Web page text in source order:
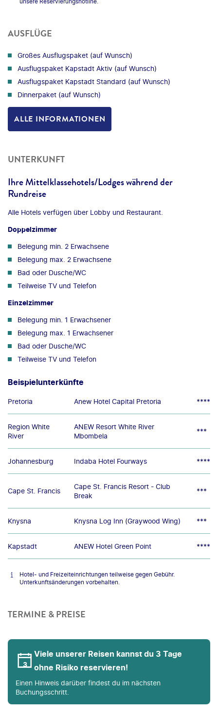
AUSFLÜGE
Großes Ausflugspaket (auf Wunsch)
Ausflugspaket Kapstadt Aktiv (auf Wunsch)
Ausflugspaket Kapstadt Standard (auf Wunsch)
Dinnerpaket (auf Wunsch)
ALLE INFORMATIONEN
UNTERKUNFT
Ihre Mittelklassehotels/Lodges während der
Rundreise
Alle Hotels verfügen über Lobby und Restaurant.
Doppelzimmer
Belegung min. 2 Erwachsene
Belegung max. 2 Erwachsene
Bad oder Dusche/WC
Teilweise TV und Telefon
Einzelzimmer
Belegung min. 1 Erwachsener
Belegung max. 1 Erwachsener
Bad oder Dusche/WC
Teilweise TV und Telefon
Beispielunterkünfte
Pretoria Anew Hotel Capital Pretoria ****
Region White
River
ANEW Resort White River
Mbombela
***
Johannesburg Indaba Hotel Fourways ****
Cape St. Francis
Cape St. Francis Resort - Club
Break
***
Knysna Knysna Log Inn (Graywood Wing) ***
Kapstadt ANEW Hotel Green Point ****
Hotel- und Freizeiteinrichtungen teilweise gegen Gebühr.
Unterkunftsänderungen vorbehalten.
TERMINE & PREISE
Viele unserer Reisen kannst du 3 Tage
ohne Risiko reservieren!
Einen Hinweis darüber findest du im nächsten
Buchungsschritt.